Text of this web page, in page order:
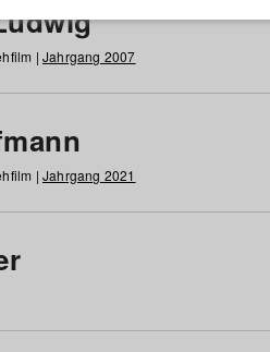
| Jahrgang 2007
| Jahrgang 2021